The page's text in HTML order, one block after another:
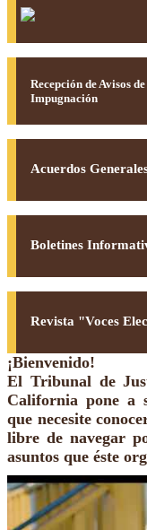
Recepción de Avisos
Impugnación
Acuerdos
Boletines
Revista "Voces
¡Bienvenido!
El Tribunal de
California pone a
que necesite
libre de navegar
asuntos que éste